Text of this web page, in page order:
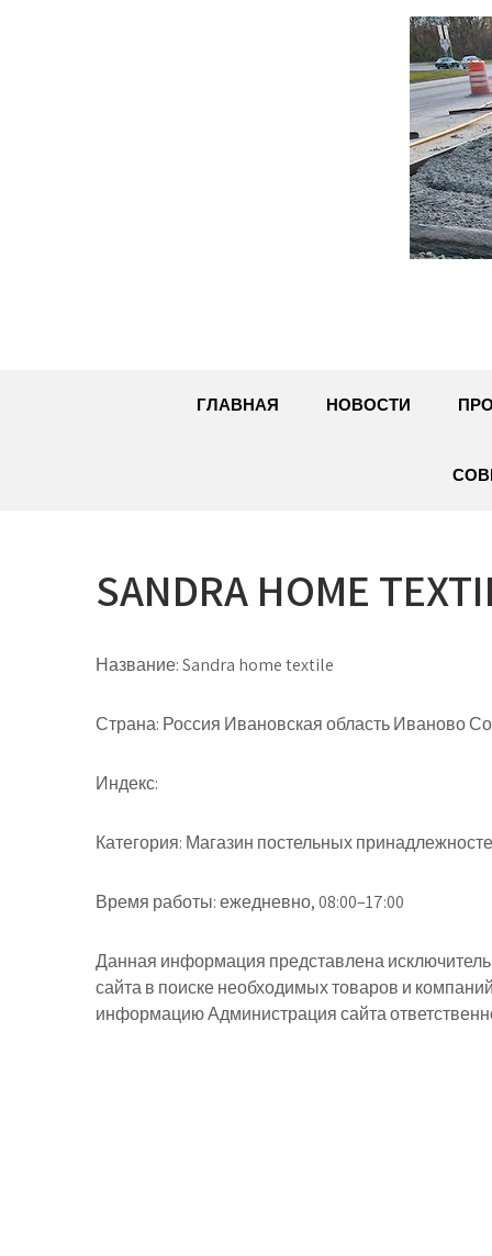
ГЛАВНАЯ НОВОСТИ
SANDRA HOME
Название:Sandra home textile
Страна: Россия Ивановская область Иваново
Индекс:
Категория: Магазин постельных
Время работы:ежедневно, 08:00–17:00
Данная информация представлена
сайта в поиске необходимых товаров и
информацию Администрация сайта